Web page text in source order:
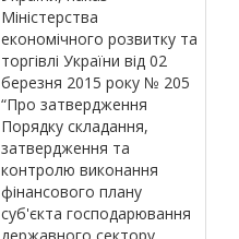
Міністерства
економічного розвитку та
торгівлі України від 02
березня 2015 року № 205
“Про затвердження
Порядку складання,
затвердження та
контролю виконання
фінансового плану
суб'єкта господарювання